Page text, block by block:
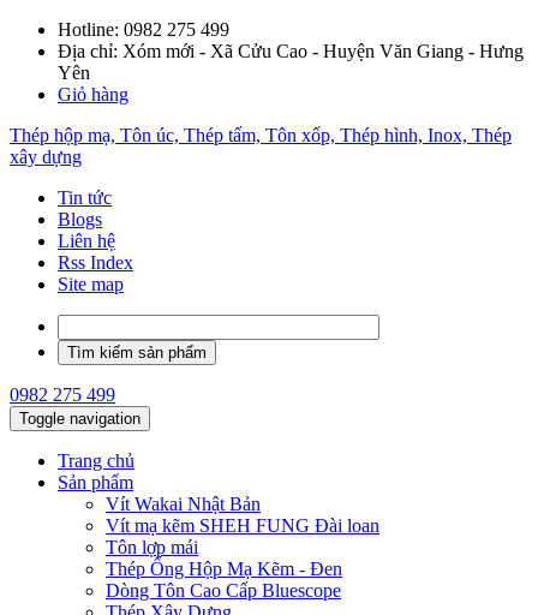
Hotline: 0982 275 499
Địa chỉ: Xóm mới - Xã Cửu Cao - Huyện Văn Giang - Hưng
Yên
Giỏ hàng
Thép hộp mạ, Tôn úc, Thép tấm, Tôn xốp, Thép hình, Inox, Thép
xây dựng
Tin tức
Blogs
Liên hệ
Rss Index
Site map
0982 275 499
Toggle navigation
Trang chủ
Sản phẩm
Vít Wakai Nhật Bản
Vít mạ kẽm SHEH FUNG Đài loan
Tôn lợp mái
Thép Ống Hộp Mạ Kẽm - Đen
Dòng Tôn Cao Cấp Bluescope